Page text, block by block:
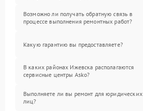
Возможно ли получать обратную связь в
процессе выполнения ремонтных работ?
Какую гарантию вы предоставляете?
В каких районах Ижевска располагаются
сервисные центры Asko?
Выполняете ли вы ремонт для юридических
лиц?